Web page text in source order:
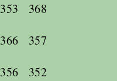
353
368
366
357
356
352